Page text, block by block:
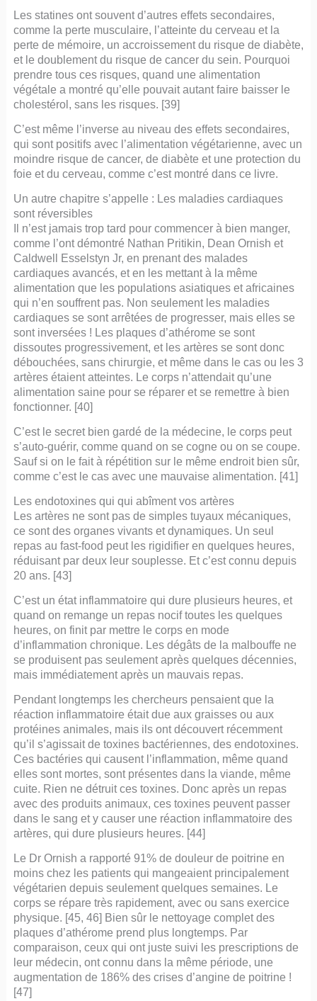
Les statines ont souvent d’autres effets secondaires,
comme la perte musculaire, l’atteinte du cerveau et la
perte de mémoire, un accroissement du risque de diabète,
et le doublement du risque de cancer du sein. Pourquoi
prendre tous ces risques, quand une alimentation
végétale a montré qu’elle pouvait autant faire baisser le
cholestérol, sans les risques. [39]
C’est même l’inverse au niveau des effets secondaires,
qui sont positifs avec l’alimentation végétarienne, avec un
moindre risque de cancer, de diabète et une protection du
foie et du cerveau, comme c’est montré dans ce livre.
Un autre chapitre s’appelle : Les maladies cardiaques
sont réversibles
Il n’est jamais trop tard pour commencer à bien manger,
comme l’ont démontré Nathan Pritikin, Dean Ornish et
Caldwell Esselstyn Jr, en prenant des malades
cardiaques avancés, et en les mettant à la même
alimentation que les populations asiatiques et africaines
qui n’en souffrent pas. Non seulement les maladies
cardiaques se sont arrêtées de progresser, mais elles se
sont inversées ! Les plaques d’athérome se sont
dissoutes progressivement, et les artères se sont donc
débouchées, sans chirurgie, et même dans le cas ou les 3
artères étaient atteintes. Le corps n’attendait qu’une
alimentation saine pour se réparer et se remettre à bien
fonctionner. [40]
C’est le secret bien gardé de la médecine, le corps peut
s’auto-guérir, comme quand on se cogne ou on se coupe.
Sauf si on le fait à répétition sur le même endroit bien sûr,
comme c’est le cas avec une mauvaise alimentation. [41]
Les endotoxines qui qui abîment vos artères
Les artères ne sont pas de simples tuyaux mécaniques,
ce sont des organes vivants et dynamiques. Un seul
repas au fast-food peut les rigidifier en quelques heures,
réduisant par deux leur souplesse. Et c’est connu depuis
20 ans. [43]
C’est un état inflammatoire qui dure plusieurs heures, et
quand on remange un repas nocif toutes les quelques
heures, on finit par mettre le corps en mode
d’inflammation chronique. Les dégâts de la malbouffe ne
se produisent pas seulement après quelques décennies,
mais immédiatement après un mauvais repas.
Pendant longtemps les chercheurs pensaient que la
réaction inflammatoire était due aux graisses ou aux
protéines animales, mais ils ont découvert récemment
qu’il s’agissait de toxines bactériennes, des endotoxines.
Ces bactéries qui causent l’inflammation, même quand
elles sont mortes, sont présentes dans la viande, même
cuite. Rien ne détruit ces toxines. Donc après un repas
avec des produits animaux, ces toxines peuvent passer
dans le sang et y causer une réaction inflammatoire des
artères, qui dure plusieurs heures. [44]
Le Dr Ornish a rapporté 91% de douleur de poitrine en
moins chez les patients qui mangeaient principalement
végétarien depuis seulement quelques semaines. Le
corps se répare très rapidement, avec ou sans exercice
physique. [45, 46] Bien sûr le nettoyage complet des
plaques d’athérome prend plus longtemps. Par
comparaison, ceux qui ont juste suivi les prescriptions de
leur médecin, ont connu dans la même période, une
augmentation de 186% des crises d’angine de poitrine !
[47]